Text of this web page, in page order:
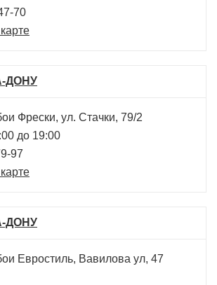
70
ДОНУ
Фрески, ул. Стачки, 79/2
до 19:00
97
ДОНУ
Евростиль, Вавилова ул, 47